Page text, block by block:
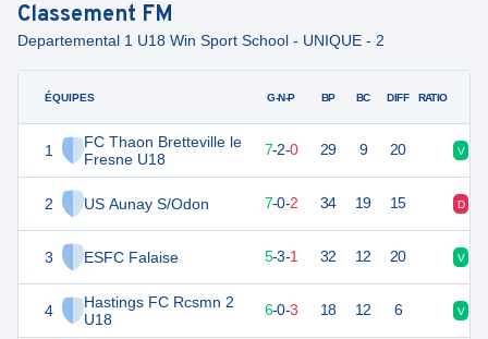
Classement FM
Departemental 1 U18 Win Sport School - UNIQUE - 2
ÉQUIPES
1
FC Thaon Bretteville le
Fresne U18
2 US Aunay S/Odon
3 ESFC Falaise
4
Hastings FC Rcsmn 2
U18
G-N-P BP BC DIFF RATIO
23 9 7-2-0 29 9 20 V
21 7-0-2 34 19 15 D
5-3-1 32 12 20 V
18 9 6-0-3 18 12 6 V